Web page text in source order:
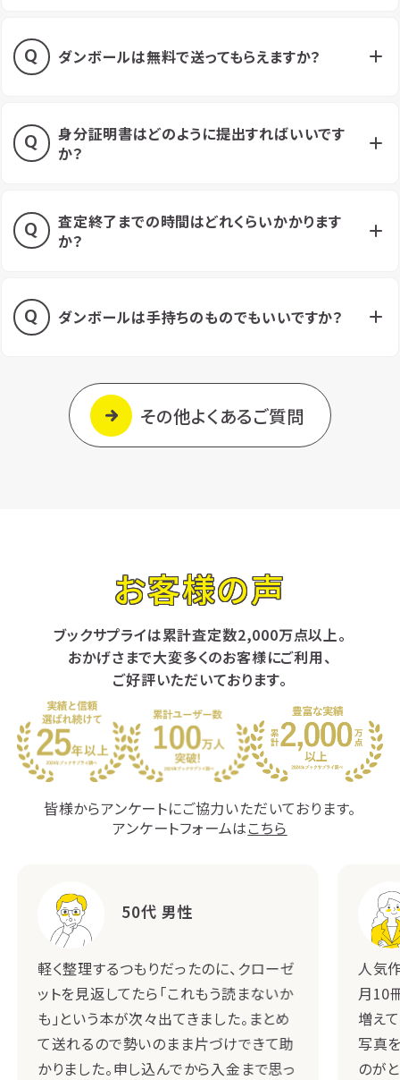
ダンボールは無料で送ってもらえますか？
身分証明書はどのように提出すればいいです
か？
査定終了までの時間はどれくらいかかります
か？
ダンボールは手持ちのものでもいいですか？
その他よくあるご質問
お客様の声
ブックサプライは累計査定数2,000万点以上。
おかげさまで大変多くのお客様にご利用、
ご好評いただいております。
皆様からアンケートにご協力いただいております。
アンケートフォームはこちら
50代 男性
軽く整理するつもりだったのに、クローゼ
ットを見返してたら「これもう読まないか
も」という本が次々出てきました。まとめ
て送れるので勢いのまま片づけできて助
かりました。申し込んでから入金まで思っ
人気
月10
増え
写真
のが